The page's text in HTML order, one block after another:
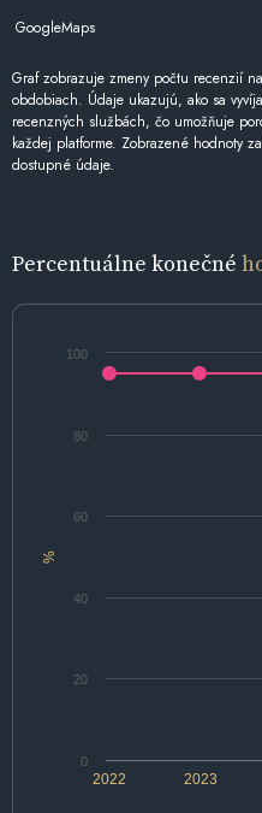
GoogleMaps
Graf zobrazuje zmeny počtu recenzií
obdobiach. Údaje ukazujú, ako sa
recenzných službách, čo umožňuje
každej platforme. Zobrazené hodnoty
dostupné údaje.
Percentuálne konečné
%
2022 2023
0
20
40
60
80
100